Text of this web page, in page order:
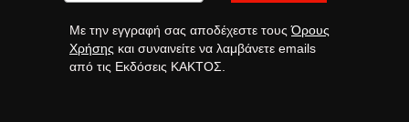
Με την εγγραφή σας αποδέχεστε τουςΌρους
Χρήσης και συναινείτε να λαμβάνετε emails
από τις Εκδόσεις ΚΑΚΤΟΣ.